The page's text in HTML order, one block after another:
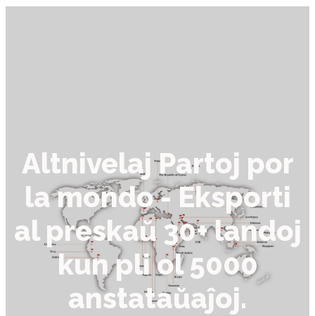
Altnivelaj Partoj por
la mondo - Eksporti
al preskaŭ 30+ landoj
kun pli ol 5000
anstataŭaĵoj.